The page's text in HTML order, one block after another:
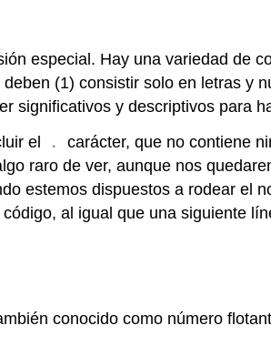
especial. Hay una variedad de
(1) consistir solo en letras y
significativos y descriptivos para
el
.
carácter, que no contiene
raro de ver, aunque nos
estemos dispuestos a rodear el
al igual que una siguiente
conocido como número